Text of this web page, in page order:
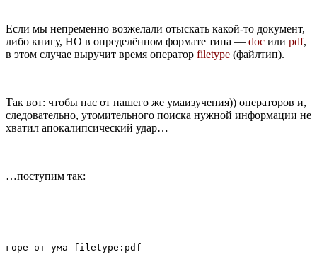
Если мы непременно возжелали отыскать какой-то документ,
либо книгу, НО в определённом формате типа — doc или pdf,
в этом случае выручит время оператор filetype (файлтип).
Так вот: чтобы нас от нашего же умаизучения)) операторов и,
следовательно, утомительного поиска нужной информации не
хватил апокалипсический удар…
…поступим так: